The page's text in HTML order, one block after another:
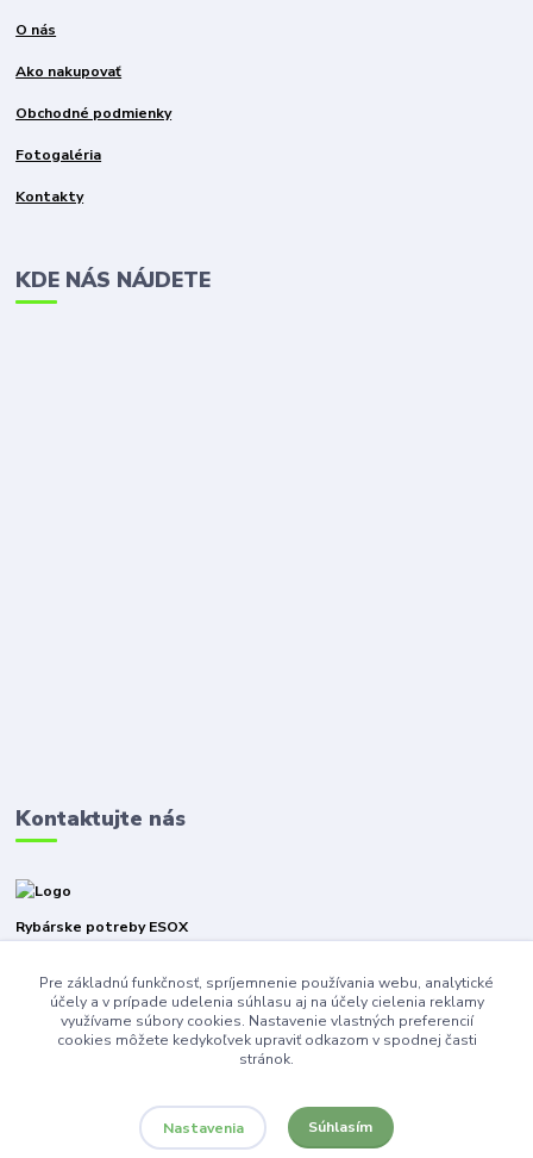
O nás
Ako nakupovať
Obchodné podmienky
Fotogaléria
Kontakty
KDE NÁS NÁJDETE
Kontaktujte nás
Rybárske potreby ESOX
+421940316471
esoxnz@gmail.com
Pre základnú funkčnosť, spríjemnenie používania webu, analytické
účely a v prípade udelenia súhlasu aj na účely cielenia reklamy
využívame súbory cookies. Nastavenie vlastných preferencií
cookies môžete kedykoľvek upraviť odkazom v spodnej časti
stránok.
Nastavenia Súhlasím